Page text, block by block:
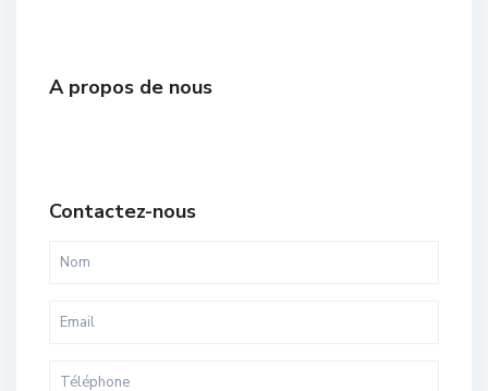
A propos de nous
Contactez-nous